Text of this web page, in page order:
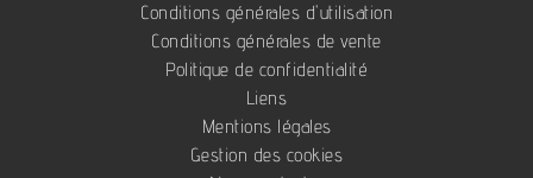
Conditions générales d'utilisation
Conditions générales de vente
Politique de confidentialité
Liens
Mentions légales
Gestion des cookies